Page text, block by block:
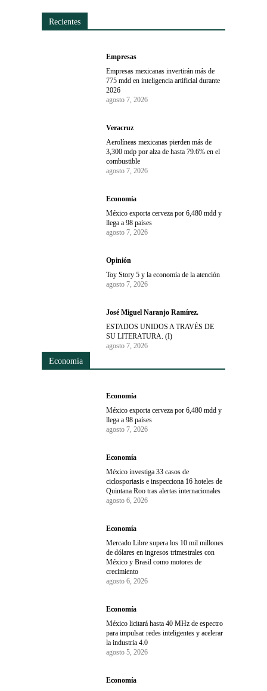
Recientes
Empresas
Empresas mexicanas invertirán más de
775 mdd en inteligencia artificial durante
2026
agosto 7, 2026
Veracruz
Aerolíneas mexicanas pierden más de
3,300 mdp por alza de hasta 79.6% en el
combustible
agosto 7, 2026
Economía
México exporta cerveza por 6,480 mdd y
llega a 98 países
agosto 7, 2026
Opinión
Toy Story 5 y la economía de la atención
agosto 7, 2026
José Miguel Naranjo Ramírez.
ESTADOS UNIDOS A TRAVÉS DE
SU LITERATURA. (I)
agosto 7, 2026
Economía
Economía
México exporta cerveza por 6,480 mdd y
llega a 98 países
agosto 7, 2026
Economía
México investiga 33 casos de
ciclosporiasis e inspecciona 16 hoteles de
Quintana Roo tras alertas internacionales
agosto 6, 2026
Economía
Mercado Libre supera los 10 mil millones
de dólares en ingresos trimestrales con
México y Brasil como motores de
crecimiento
agosto 6, 2026
Economía
México licitará hasta 40 MHz de espectro
para impulsar redes inteligentes y acelerar
la industria 4.0
agosto 5, 2026
Economía